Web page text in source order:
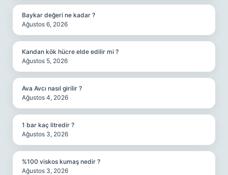
Baykar değeri ne kadar ?
Ağustos 6, 2026
Kandan kök hücre elde edilir mi ?
Ağustos 5, 2026
Ava Avcı nasıl girilir ?
Ağustos 4, 2026
1 bar kaç litredir ?
Ağustos 3, 2026
%100 viskos kumaş nedir ?
Ağustos 3, 2026